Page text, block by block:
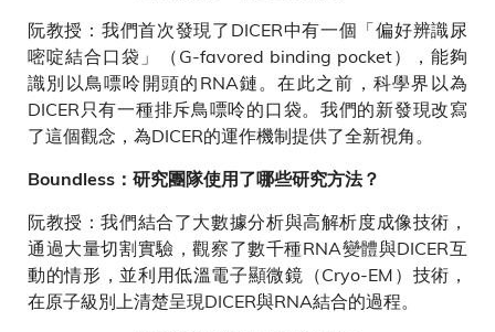
阮教授：我們首次發現了DICER中有一個「偏好辨識尿
嘧啶結合口袋」（G-favored binding pocket），能夠
識別以鳥嘌呤開頭的RNA鏈。在此之前，科學界以為
DICER只有一種排斥鳥嘌呤的口袋。我們的新發現改寫
了這個觀念，為DICER的運作機制提供了全新視角。
Boundless：研究團隊使用了哪些研究方法？
阮教授：我們結合了大數據分析與高解析度成像技術，
通過大量切割實驗，觀察了數千種RNA變體與DICER互
動的情形，並利用低溫電子顯微鏡（Cryo-EM）技術，
在原子級別上清楚呈現DICER與RNA結合的過程。